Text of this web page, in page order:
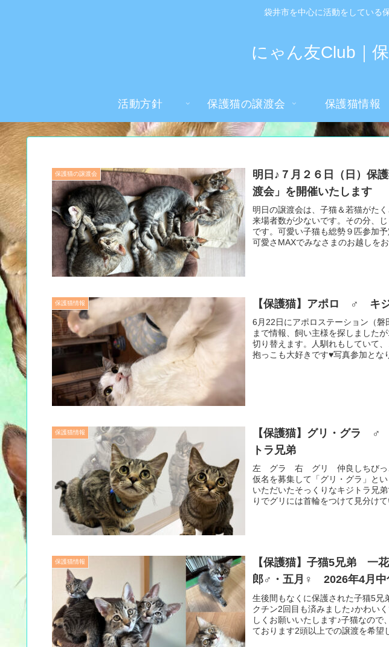
袋井市を中心に活動をしている
にゃん友Club｜
活動方針 保護猫の譲渡会 保護猫情報
保護猫の譲渡会
明日♪７月２６日（日）保
渡会」を開催いたします
明日の譲渡会は、子猫＆若猫がた
来場者数が少ないです。その分、
です。可愛い子猫も総勢９匹参加
可愛さMAXでみなさまのお越しを
保護猫情報 【保護猫】アポロ ♂ キ
6月22日にアポロステーション（
まで情報、飼い主様を探しました
切り替えます。人馴れもしていて
抱っこも大好きです♥写真参加とな
保護猫情報
【保護猫】グリ・グラ
トラ兄弟
左 グラ 右 グリ 仲良しちびっ
仮名を募集して「グリ・グラ」と
いただいたそっくりなキジトラ兄
りでグリには首輪をつけて見分け
保護猫情報
【保護猫】子猫5兄弟 一
郎♂・五月♀ 2026年4月
生後間もなくに保護された子猫5兄
クチン2回目も済みました♪かわい
しくお願いいたします♪子猫なので
ております2頭以上での譲渡を希望